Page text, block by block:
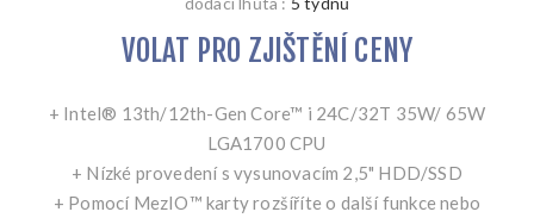
VOLAT PRO ZJIŠTĚNÍ CENY
+ Intel® 13th/12th-Gen Core™ i 24C/32T 35W/ 65W
LGA1700 CPU
+ Nízké provedení s vysunovacím 2,5" HDD/SSD
+ Pomocí MezIO™ karty rozšíříte o další funkce nebo